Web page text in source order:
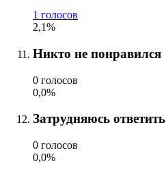
1 голосов
2,1%
Никто не понравился
0 голосов
0,0%
Затрудняюсь ответить
0 голосов
0,0%